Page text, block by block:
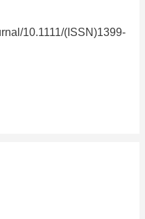
10.1111/(ISSN)1399-